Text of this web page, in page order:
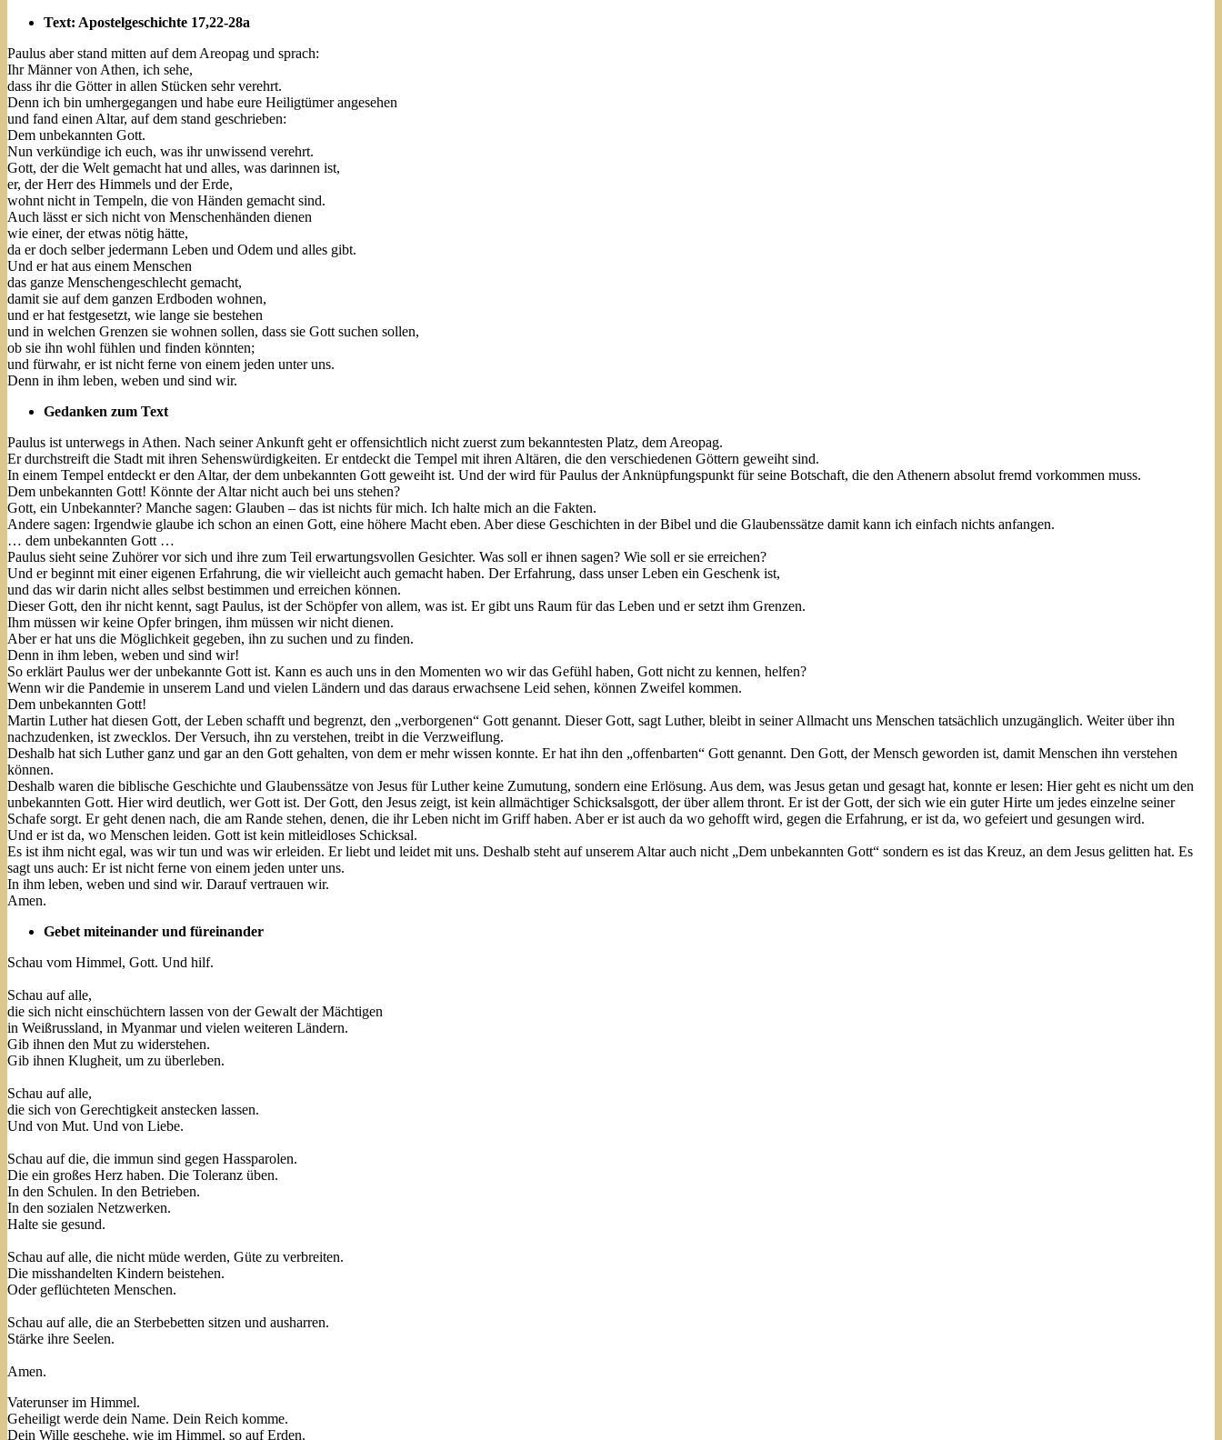
Text: Apostelgeschichte 17,22-28a
Paulus aber stand mitten auf dem Areopag und sprach:
Ihr Männer von Athen, ich sehe,
dass ihr die Götter in allen Stücken sehr verehrt.
Denn ich bin umhergegangen und habe eure Heiligtümer angesehen
und fand einen Altar, auf dem stand geschrieben:
Dem unbekannten Gott.
Nun verkündige ich euch, was ihr unwissend verehrt.
Gott, der die Welt gemacht hat und alles, was darinnen ist,
er, der Herr des Himmels und der Erde,
wohnt nicht in Tempeln, die von Händen gemacht sind.
Auch lässt er sich nicht von Menschenhänden dienen
wie einer, der etwas nötig hätte,
da er doch selber jedermann Leben und Odem und alles gibt.
Und er hat aus einem Menschen
das ganze Menschengeschlecht gemacht,
damit sie auf dem ganzen Erdboden wohnen,
und er hat festgesetzt, wie lange sie bestehen
und in welchen Grenzen sie wohnen sollen, dass sie Gott suchen sollen,
ob sie ihn wohl fühlen und finden könnten;
und fürwahr, er ist nicht ferne von einem jeden unter uns.
Denn in ihm leben, weben und sind wir.
Gedanken zum Text
Paulus ist unterwegs in Athen. Nach seiner Ankunft geht er offensichtlich nicht zuerst zum bekanntesten Platz, dem Areopag.
Er durchstreift die Stadt mit ihren Sehenswürdigkeiten. Er entdeckt die Tempel mit ihren Altären, die den verschiedenen Göttern geweiht sind.
In einem Tempel entdeckt er den Altar, der dem unbekannten Gott geweiht ist. Und der wird für Paulus der Anknüpfungspunkt für seine Botschaft, die den Athenern absolut fremd vorkommen muss.
Dem unbekannten Gott! Könnte der Altar nicht auch bei uns stehen?
Gott, ein Unbekannter? Manche sagen: Glauben – das ist nichts für mich. Ich halte mich an die Fakten.
Andere sagen: Irgendwie glaube ich schon an einen Gott, eine höhere Macht eben. Aber diese Geschichten in der Bibel und die Glaubenssätze damit kann ich einfach nichts anfangen.
… dem unbekannten Gott …
Paulus sieht seine Zuhörer vor sich und ihre zum Teil erwartungsvollen Gesichter. Was soll er ihnen sagen? Wie soll er sie erreichen?
Und er beginnt mit einer eigenen Erfahrung, die wir vielleicht auch gemacht haben. Der Erfahrung, dass unser Leben ein Geschenk ist,
und das wir darin nicht alles selbst bestimmen und erreichen können.
Dieser Gott, den ihr nicht kennt, sagt Paulus, ist der Schöpfer von allem, was ist. Er gibt uns Raum für das Leben und er setzt ihm Grenzen.
Ihm müssen wir keine Opfer bringen, ihm müssen wir nicht dienen.
Aber er hat uns die Möglichkeit gegeben, ihn zu suchen und zu finden.
Denn in ihm leben, weben und sind wir!
So erklärt Paulus wer der unbekannte Gott ist. Kann es auch uns in den Momenten wo wir das Gefühl haben, Gott nicht zu kennen, helfen?
Wenn wir die Pandemie in unserem Land und vielen Ländern und das daraus erwachsene Leid sehen, können Zweifel kommen.
Dem unbekannten Gott!
Martin Luther hat diesen Gott, der Leben schafft und begrenzt, den „verborgenen“ Gott genannt. Dieser Gott, sagt Luther, bleibt in seiner Allmacht uns Menschen tatsächlich unzugänglich. Weiter über ihn
nachzudenken, ist zwecklos. Der Versuch, ihn zu verstehen, treibt in die Verzweiflung.
Deshalb hat sich Luther ganz und gar an den Gott gehalten, von dem er mehr wissen konnte. Er hat ihn den „offenbarten“ Gott genannt. Den Gott, der Mensch geworden ist, damit Menschen ihn verstehen
können.
Deshalb waren die biblische Geschichte und Glaubenssätze von Jesus für Luther keine Zumutung, sondern eine Erlösung. Aus dem, was Jesus getan und gesagt hat, konnte er lesen: Hier geht es nicht um den
unbekannten Gott. Hier wird deutlich, wer Gott ist. Der Gott, den Jesus zeigt, ist kein allmächtiger Schicksalsgott, der über allem thront. Er ist der Gott, der sich wie ein guter Hirte um jedes einzelne seiner
Schafe sorgt. Er geht denen nach, die am Rande stehen, denen, die ihr Leben nicht im Griff haben. Aber er ist auch da wo gehofft wird, gegen die Erfahrung, er ist da, wo gefeiert und gesungen wird.
Und er ist da, wo Menschen leiden. Gott ist kein mitleidloses Schicksal.
Es ist ihm nicht egal, was wir tun und was wir erleiden. Er liebt und leidet mit uns. Deshalb steht auf unserem Altar auch nicht „Dem unbekannten Gott“ sondern es ist das Kreuz, an dem Jesus gelitten hat. Es
sagt uns auch: Er ist nicht ferne von einem jeden unter uns.
In ihm leben, weben und sind wir. Darauf vertrauen wir.
Amen.
Gebet miteinander und füreinander
Schau vom Himmel, Gott. Und hilf.
Schau auf alle,
die sich nicht einschüchtern lassen von der Gewalt der Mächtigen
in Weißrussland, in Myanmar und vielen weiteren Ländern.
Gib ihnen den Mut zu widerstehen.
Gib ihnen Klugheit, um zu überleben.
Schau auf alle,
die sich von Gerechtigkeit anstecken lassen.
Und von Mut. Und von Liebe.
Schau auf die, die immun sind gegen Hassparolen.
Die ein großes Herz haben. Die Toleranz üben.
In den Schulen. In den Betrieben.
In den sozialen Netzwerken.
Halte sie gesund.
Schau auf alle, die nicht müde werden, Güte zu verbreiten.
Die misshandelten Kindern beistehen.
Oder geflüchteten Menschen.
Schau auf alle, die an Sterbebetten sitzen und ausharren.
Stärke ihre Seelen.
Amen.
Vaterunser im Himmel.
Geheiligt werde dein Name. Dein Reich komme.
Dein Wille geschehe, wie im Himmel, so auf Erden.